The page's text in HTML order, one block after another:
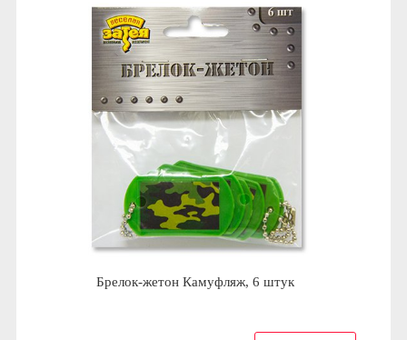
Брелок-жетон Камуфляж, 6 штук